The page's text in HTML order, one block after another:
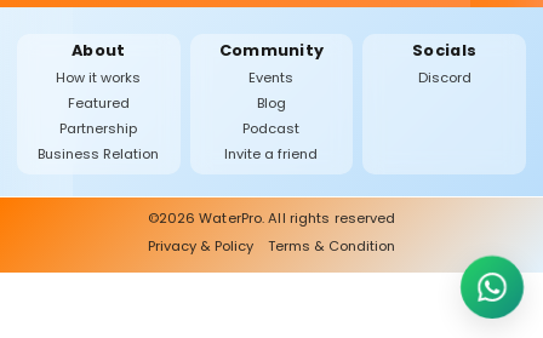
About
How it works
Featured
Partnership
Business Relation
Community
Events
Blog
Podcast
Invite a friend
Socials
Discord
©2026 WaterPro. All rights reserved
Privacy & Policy
Terms & Condition